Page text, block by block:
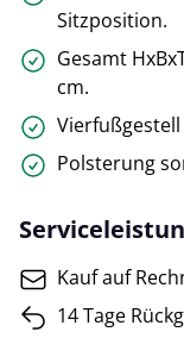
Sitzposition.
Gesamt
cm.
Polsterung
Kauf auf
14 Tage